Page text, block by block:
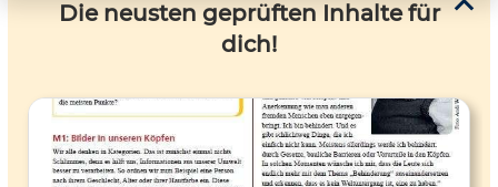
Die neusten geprüften Inhalte für
dich!